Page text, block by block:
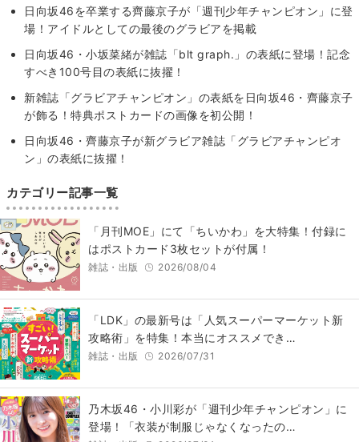
日向坂46を卒業する齊藤京子が「週刊少年チャンピオン」に登
場！アイドルとしての最後のグラビアを掲載
日向坂46・小坂菜緒が雑誌「blt graph.」の表紙に登場！記念
すべき100号目の表紙に抜擢！
新雑誌「グラビアチャンピオン」の表紙を日向坂46・齊藤京子
が飾る！特典ポストカードの画像を初公開！
日向坂46・齊藤京子が新グラビア雑誌「グラビアチャンピオ
ン」の表紙に抜擢！
カテゴリー記事一覧
「月刊MOE」にて「ちいかわ」を大特集！付録に
はポストカード3枚セットが付属！
雑誌・出版 2026/08/04
「LDK」の最新号は「人気スーパーマーケット新
攻略術」を特集！本当にオススメでき…
雑誌・出版 2026/07/31
乃木坂46・小川彩が「週刊少年チャンピオン」に
登場！「衣装が制服じゃなくなったの…